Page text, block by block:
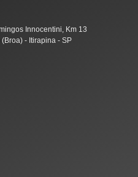
Innocentini, Km 13
- Itirapina - SP